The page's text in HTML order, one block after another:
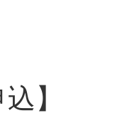
込 】